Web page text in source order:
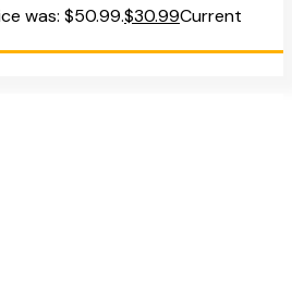
was: $50.99.$30.99Current